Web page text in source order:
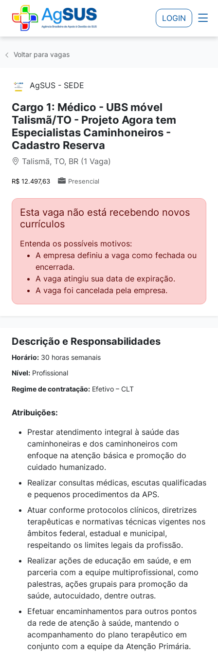
LOGIN
Voltar para vagas
AgSUS - SEDE
Cargo 1: Médico - UBS móvel
Talismã/TO - Projeto Agora tem
Especialistas Caminhoneiros -
Cadastro Reserva
Talismã, TO, BR (1 Vaga)
R$ 12.497,63 Presencial
Esta vaga não está recebendo novos
currículos
Entenda os possíveis motivos:
A empresa definiu a vaga como fechada ou
encerrada.
A vaga atingiu sua data de expiração.
A vaga foi cancelada pela empresa.
Descrição e Responsabilidades
Horário: 30 horas semanais
Nível: Profissional
Regime de contratação: Efetivo – CLT
Atribuições:
Prestar atendimento integral à saúde das
caminhoneiras e dos caminhoneiros com
enfoque na atenção básica e promoção do
cuidado humanizado.
Realizar consultas médicas, escutas qualificadas
e pequenos procedimentos da APS.
Atuar conforme protocolos clínicos, diretrizes
terapêuticas e normativas técnicas vigentes nos
âmbitos federal, estadual e municipal,
respeitando os limites legais da profissão.
Realizar ações de educação em saúde, e em
parceria com a equipe multiprofissional, como
palestras, ações grupais para promoção da
saúde, autocuidado, dentre outras.
Efetuar encaminhamentos para outros pontos
da rede de atenção à saúde, mantendo o
acompanhamento do plano terapêutico em
conjunto com a equipe da Atenção Primária.